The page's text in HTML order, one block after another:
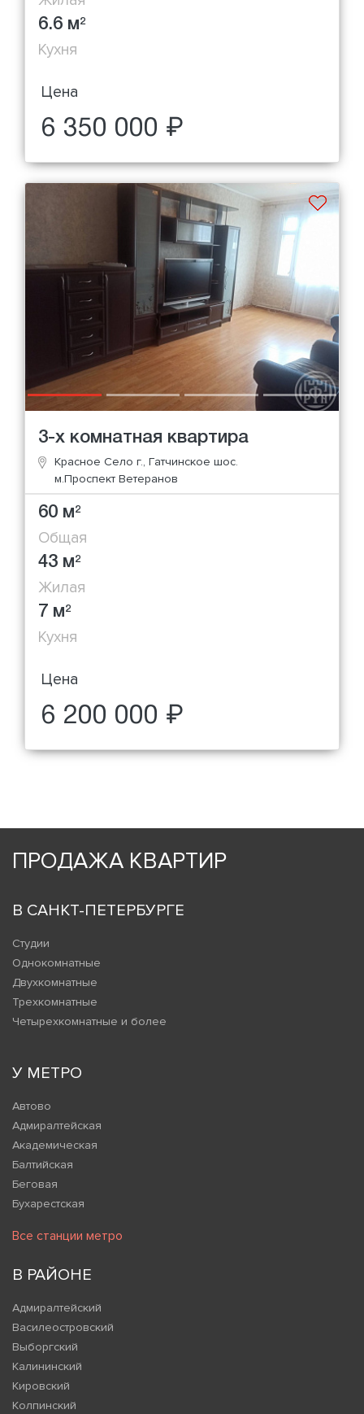
6.6 м2
Кухня
Цена
6 350 000 ₽
3-х комнатная квартира
Красное Село г., Гатчинское шос.
м.Проспект Ветеранов
60 м2
Общая
43 м2
Жилая
7 м2
Кухня
Цена
6 200 000 ₽
ПРОДАЖА КВАРТИР
В САНКТ-ПЕТЕРБУРГЕ
Студии
Однокомнатные
Двухкомнатные
Трехкомнатные
Четырехкомнатные и более
У МЕТРО
Автово
Адмиралтейская
Академическая
Балтийская
Беговая
Бухарестская
Все станции метро
В РАЙОНЕ
Адмиралтейский
Василеостровский
Выборгский
Калининский
Кировский
Колпинский